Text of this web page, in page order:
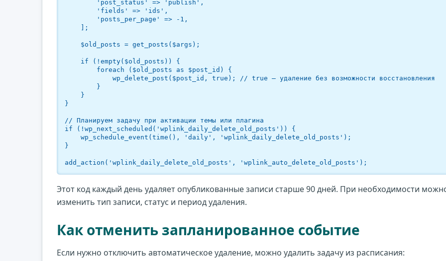
}
// Планируем задачу при активации темы или плагина
if (!wp_next_scheduled('wplink_daily_delete_old_posts')) {
}
add_action('wplink_daily_delete_old_posts', 'wplink_auto_delete_old_posts');
Этот код каждый день удаляет опубликованные записи старше 90 дней. При необходимости
изменить тип записи, статус и период удаления.
Как отменить запланированное событие
Если нужно отключить автоматическое удаление, можно удалить задачу из расписания: